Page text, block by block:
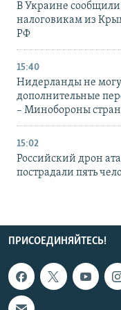
В Украине
налоговикам из
РФ
15:40
Нидерланды не
дополнительные
– Минобороны
15:02
Российский дрон
пострадали пять
ПРИСОЕДИНЯЙТЕСЬ!